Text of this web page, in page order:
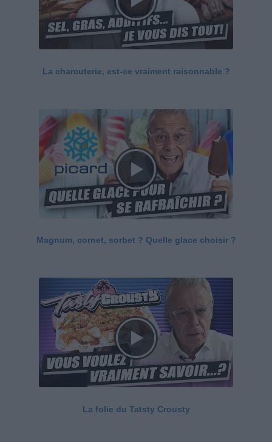
La charcuterie, est-ce vraiment raisonnable ?
Magnum, cornet, sorbet ? Quelle glace choisir ?
La folie du Tatsty Crousty